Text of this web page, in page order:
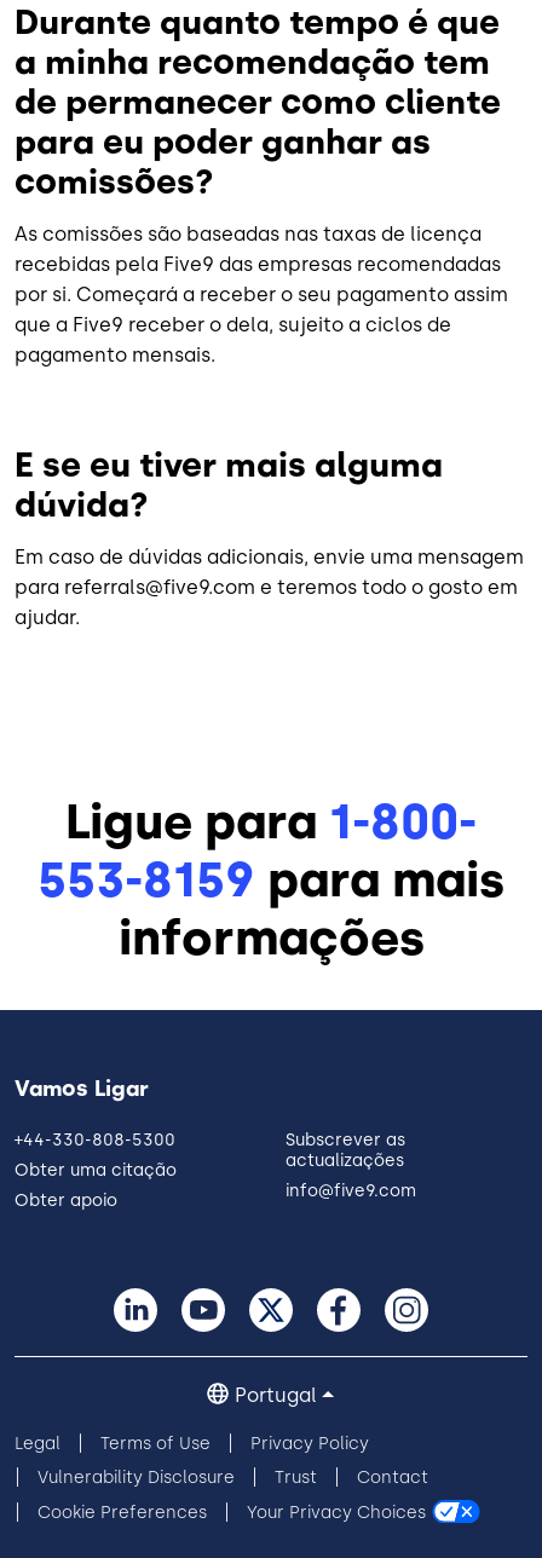
Durante quanto tempo é que
a minha recomendação tem
de permanecer como cliente
para eu poder ganhar as
comissões?
As comissões são baseadas nas taxas de licença
recebidas pela Five9 das empresas recomendadas
por si. Começará a receber o seu pagamento assim
que a Five9 receber o dela, sujeito a ciclos de
pagamento mensais.
E se eu tiver mais alguma
dúvida?
Em caso de dúvidas adicionais, envie uma mensagem
para referrals@five9.com e teremos todo o gosto em
ajudar.
Ligue para 1-800-
553-8159 para mais
informações
Vamos Ligar
+44-330-808-5300
Obter uma citação
Obter apoio
Subscrever as
actualizações
info@five9.com
Legal Terms of Use
Privacy Policy
Vulnerability Disclosure
Trust
Contact
Cookie Preferences
Your Privacy Choices
Portugal